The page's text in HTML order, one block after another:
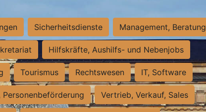
Sicherheitsdienste Management, Beratung
Hilfskräfte, Aushilfs- und Nebenjobs
Tourismus Rechtswesen IT, Software
Vertrieb, Verkauf, Sales